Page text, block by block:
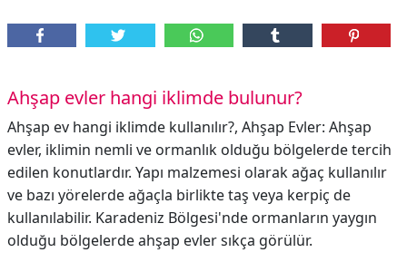
Ahşap evler hangi iklimde bulunur?
Ahşap ev hangi iklimde kullanılır?, Ahşap Evler: Ahşap
evler, iklimin nemli ve ormanlık olduğu bölgelerde tercih
edilen konutlardır. Yapı malzemesi olarak ağaç kullanılır
ve bazı yörelerde ağaçla birlikte taş veya kerpiç de
kullanılabilir. Karadeniz Bölgesi'nde ormanların yaygın
olduğu bölgelerde ahşap evler sıkça görülür.